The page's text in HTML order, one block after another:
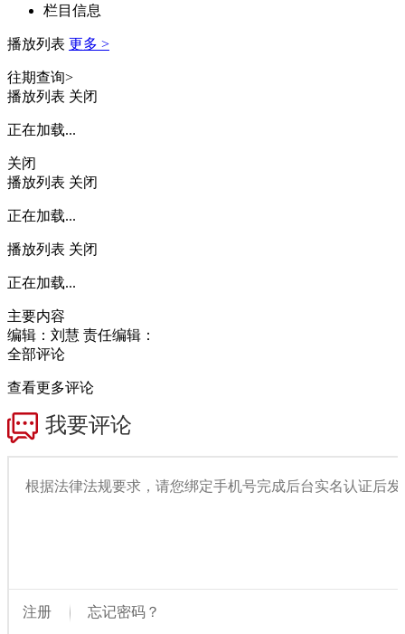
栏目信息
播放列表 更多 >
往期查询>
播放列表 关闭
正在加载...
关闭
播放列表 关闭
正在加载...
播放列表 关闭
正在加载...
主要内容
编辑：刘慧 责任编辑：
全部评论
查看更多评论